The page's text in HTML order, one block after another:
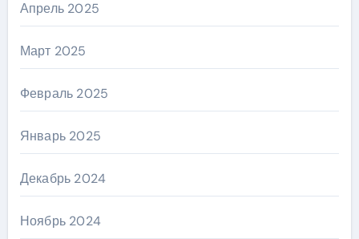
Апрель 2025
Март 2025
Февраль 2025
Январь 2025
Декабрь 2024
Ноябрь 2024